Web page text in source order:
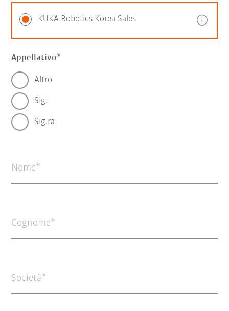
KUKA Robotics Korea Sales
Appellativo
Altro
Sig.
Sig.ra
Nome
Cognome
Società